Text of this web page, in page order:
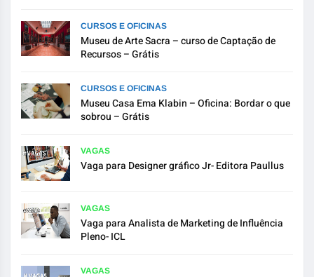
CURSOS E OFICINAS
Museu de Arte Sacra – curso de Captação de
Recursos – Grátis
CURSOS E OFICINAS
Museu Casa Ema Klabin – Oficina: Bordar o que
sobrou – Grátis
VAGAS
Vaga para Designer gráfico Jr- Editora Paullus
VAGAS
Vaga para Analista de Marketing de Influência
Pleno- ICL
VAGAS